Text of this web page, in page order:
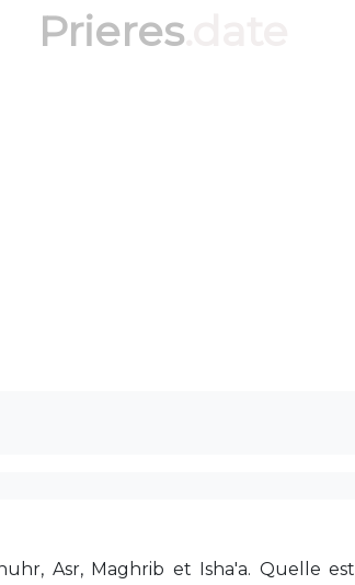
Prieres
Asr, Maghrib et Isha'a. Quelle est